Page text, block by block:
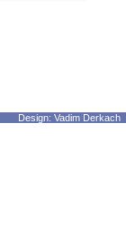
Design: Vadim Derkach